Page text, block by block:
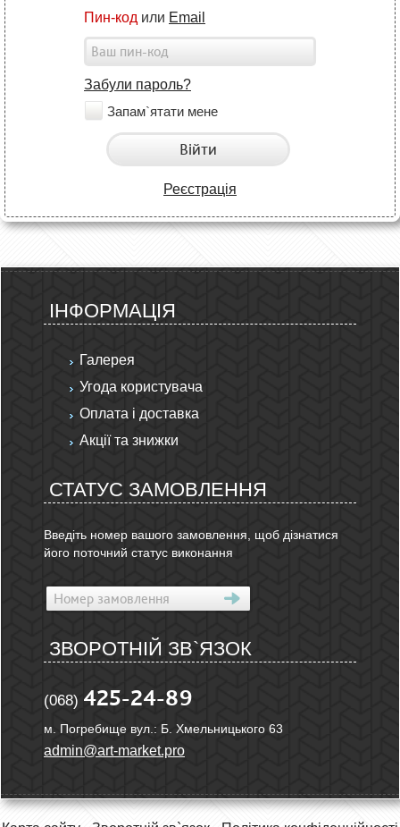
Пин-код или Email
Забули пароль?
Запам`ятати мене
Війти
Реєстрація
ІНФОРМАЦІЯ
Галерея
Угода користувача
Оплата і доставка
Акції та знижки
СТАТУС ЗАМОВЛЕННЯ
Введіть номер вашого замовлення, щоб дізнатися
його поточний статус виконання
ЗВОРОТНІЙ ЗВ`ЯЗОК
(068) 425-24-89
м. Погребище вул.: Б. Хмельницького 63
admin@art-market.pro